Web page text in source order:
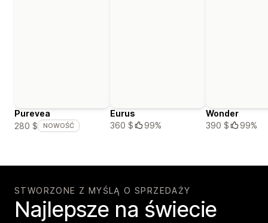
Purevea
280 $
NOWOŚĆ
Eurus
360 $
99%
Wonder
390 $
99%
STWORZONE Z MYŚLĄ O SPRZEDAŻY
Najlepsze na świecie